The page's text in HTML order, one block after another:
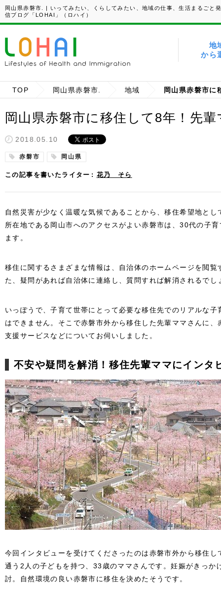
岡山県赤磐市. | いってみたい、くらしてみたい、地域の仕事、生活まるごと
信ブログ「LOHAI」（ロハイ）
地
から
TOP 岡山県赤磐市. 地域
岡山県赤磐市に移住して8年！先
2018.05.10
赤磐市 岡山県
この記事を書いたライター 花乃 そら
自然災害が少なく温暖な気候であることから、移住希望地と
所在地である岡山市へのアクセスがよい赤磐市は、30代の子
ます。
移住に関するさまざまな情報は、自治体のホームページを閲
た、疑問があれば自治体に連絡し、質問すれば解消されるでし
いっぽうで、子育て世帯にとって必要な移住先でのリアルな
はできません。そこで赤磐市外から移住した先輩ママさんに
支援サービスなどについてお伺いしました。
不安や疑問を解消！移住先輩ママにインタ
今回インタビューを受けてくださったのは赤磐市外から移住
通う2人の子どもを持つ、33歳のママさんです。妊娠がきっか
討。自然環境の良い赤磐市に移住を決めたそうです。